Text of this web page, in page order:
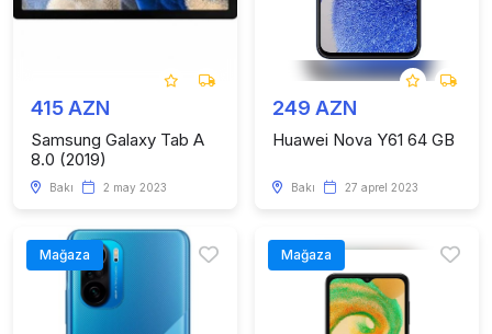
415 AZN
Samsung Galaxy Tab A
8.0 (2019)
Bakı 2 may 2023
249 AZN
Huawei Nova Y61 64 GB
Bakı 27 aprel 2023
Mağaza Mağaza